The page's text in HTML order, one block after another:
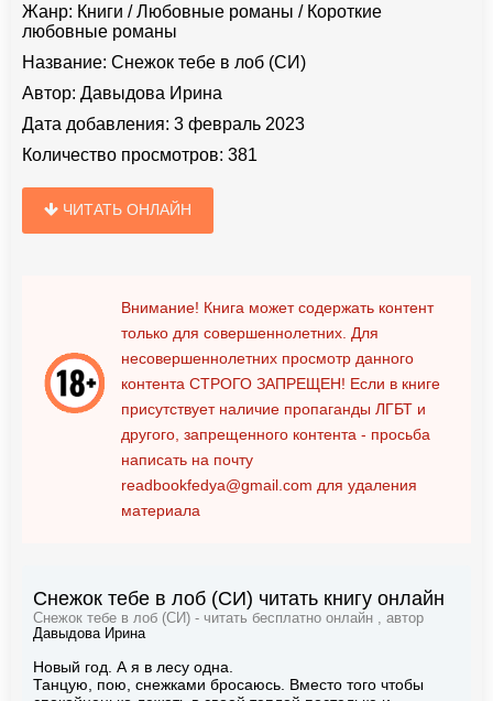
Жанр: Книги /Любовные романы / Короткие
любовные романы
Название: Снежок тебе в лоб (СИ)
Автор: Давыдова Ирина
Дата добавления: 3 февраль 2023
Количество просмотров: 381
ЧИТАТЬ ОНЛАЙН
Внимание! Книга может содержать контент
только для совершеннолетних. Для
несовершеннолетних просмотр данного
контента СТРОГО ЗАПРЕЩЕН! Если в книге
присутствует наличие пропаганды ЛГБТ и
другого, запрещенного контента - просьба
написать на почту
readbookfedya@gmail.com для удаления
материала
Снежок тебе в лоб (СИ) читать книгу онлайн
Снежок тебе в лоб (СИ) - читать бесплатно онлайн , автор
Давыдова Ирина
Новый год. А я в лесу одна.
Танцую, пою, снежками бросаюсь. Вместо того чтобы